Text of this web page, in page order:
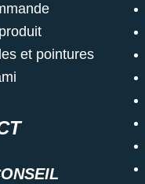
et pointures